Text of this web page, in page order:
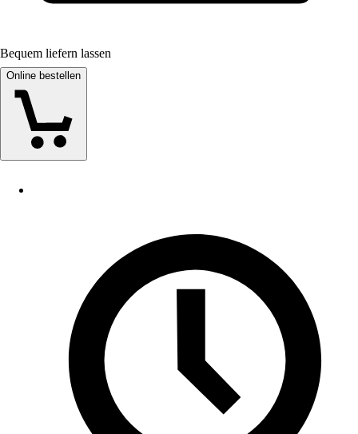
Bequem liefern lassen
Online bestellen